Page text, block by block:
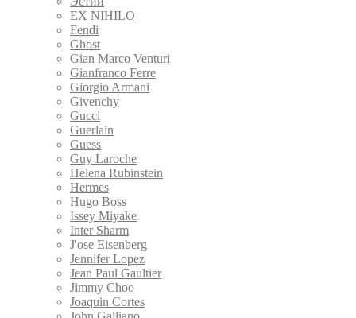
EX NIHILO
Fendi
Ghost
Gian Marco Venturi
Gianfranco Ferre
Giorgio Armani
Givenchy
Gucci
Guerlain
Guess
Guy Laroche
Helena Rubinstein
Hermes
Hugo Boss
Issey Miyake
Inter Sharm
J'ose Eisenberg
Jennifer Lopez
Jean Paul Gaultier
Jimmy Choo
Joaquin Cortes